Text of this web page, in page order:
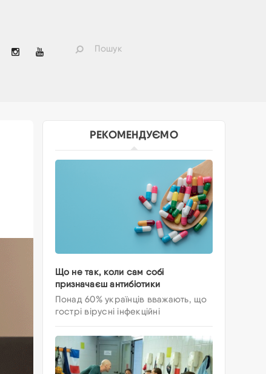
РЕКОМЕНДУЄМО
Що не так, коли сам собі
призначаєш антибіотики
Понад 60% українців вважають, що
гострі вірусні інфекційні